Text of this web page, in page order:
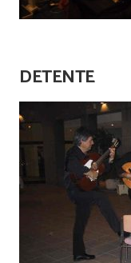
DETENTE